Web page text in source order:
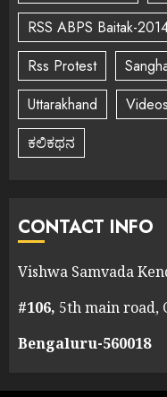
RSS ABPS Baitak-
Rss Protest
Uttarakhand
Videos
ಕಲಿಕಥನ
CONTACT INFO
Vishwa Samvada
#106, 5th main road,
Bengaluru-560018